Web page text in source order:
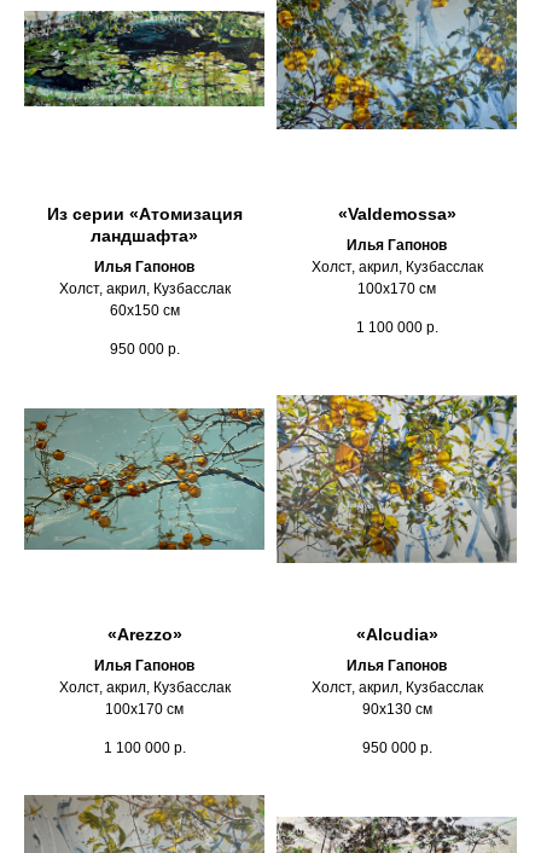
Из серии «Атомизация
ландшафта»
Илья Гапонов
Холст, акрил, Кузбасслак
60х150 см
950 000 р.
«Valdemossa»
Илья Гапонов
Холст, акрил, Кузбасслак
100х170 см
1 100 000 р.
«Arezzo»
Илья Гапонов
Холст, акрил, Кузбасслак
100х170 см
1 100 000 р.
«Alcudia»
Илья Гапонов
Холст, акрил, Кузбасслак
90х130 см
950 000 р.